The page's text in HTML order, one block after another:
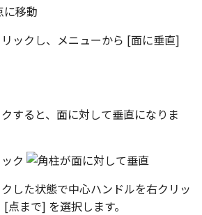
ックし、メニューから [面に垂直]
すると、面に対して垂直になりま
した状態で中心ハンドルを右クリッ
まで] を選択します。